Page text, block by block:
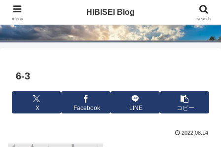
HIBISEI Blog
6-3
X Facebook LINE コピー
2022.08.14
menu
HIBISEI Blog
search